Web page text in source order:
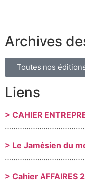
Archives
Toutes nos
Liens
> CAHIER
> Le Jamésien du
> Cahier AFFAIRES